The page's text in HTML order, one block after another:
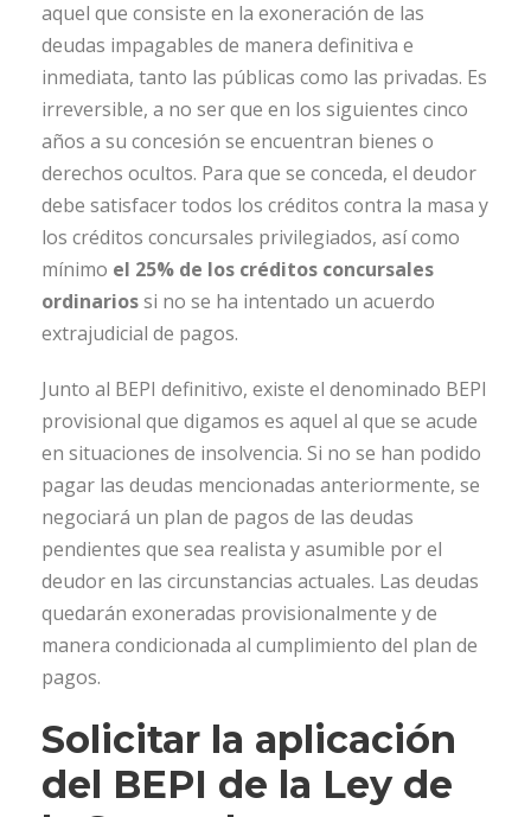
aquel que consiste en la exoneración de las
deudas impagables de manera definitiva e
inmediata, tanto las públicas como las privadas. Es
irreversible, a no ser que en los siguientes cinco
años a su concesión se encuentran bienes o
derechos ocultos. Para que se conceda, el deudor
debe satisfacer todos los créditos contra la masa y
los créditos concursales privilegiados, así como
mínimo el 25% de los créditos concursales
ordinariossi no se ha intentado un acuerdo
extrajudicial de pagos.
Junto al BEPI definitivo, existe el denominado BEPI
provisional que digamos es aquel al que se acude
en situaciones de insolvencia. Si no se han podido
pagar las deudas mencionadas anteriormente, se
negociará un plan de pagos de las deudas
pendientes que sea realista y asumible por el
deudor en las circunstancias actuales. Las deudas
quedarán exoneradas provisionalmente y de
manera condicionada al cumplimiento del plan de
pagos.
Solicitar la aplicación
del BEPI de la Ley de